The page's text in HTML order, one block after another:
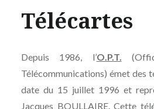
Télécartes
Depuis 1986, l’O.P.T.
Télécommunications) émet des
date du 15 juillet 1996 et
Jacques BOULLAIRE. Cette